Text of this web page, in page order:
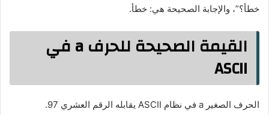
خطأ؟”، والإجابة الصحيحة هي: خطأ.
القيمة الصحيحة للحرف a في
ASCII
الحرف الصغير a في نظام ASCII يقابله الرقم العشري 97.